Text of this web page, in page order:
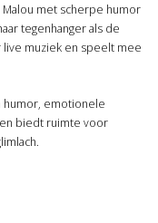
Malou met scherpe humor
tegenhanger als de
live muziek en speelt mee
humor, emotionele
biedt ruimte voor